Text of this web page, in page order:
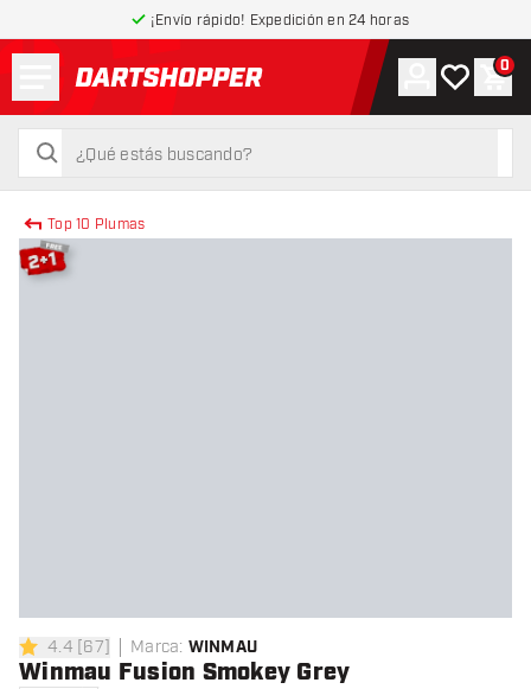
¡Envío rápido! Expedición en 24 horas
volver a la página de inicio
buscar
buscar
Cuenta
Mi lista de
0
Top 10 Plumas
4.4 estrellas de puntuación
4.4 [67] Marca: WINMAU
Winmau Fusion Smokey Grey